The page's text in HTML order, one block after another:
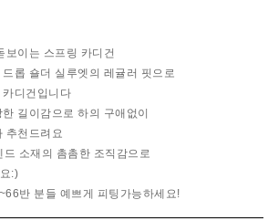
보이는 스프링 카디건
롭 숄더 실루엣의 레귤러 핏으로
디건입니다
길이감으로 하의 구애없이
추천드려요
소재의 촘촘한 조직감으로
:)
반 분들 예쁘게 피팅가능하세요!